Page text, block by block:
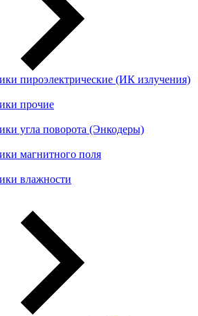
пироэлектрические (ИК излучения)
прочие
угла поворота (Энкодеры)
магнитного поля
влажности